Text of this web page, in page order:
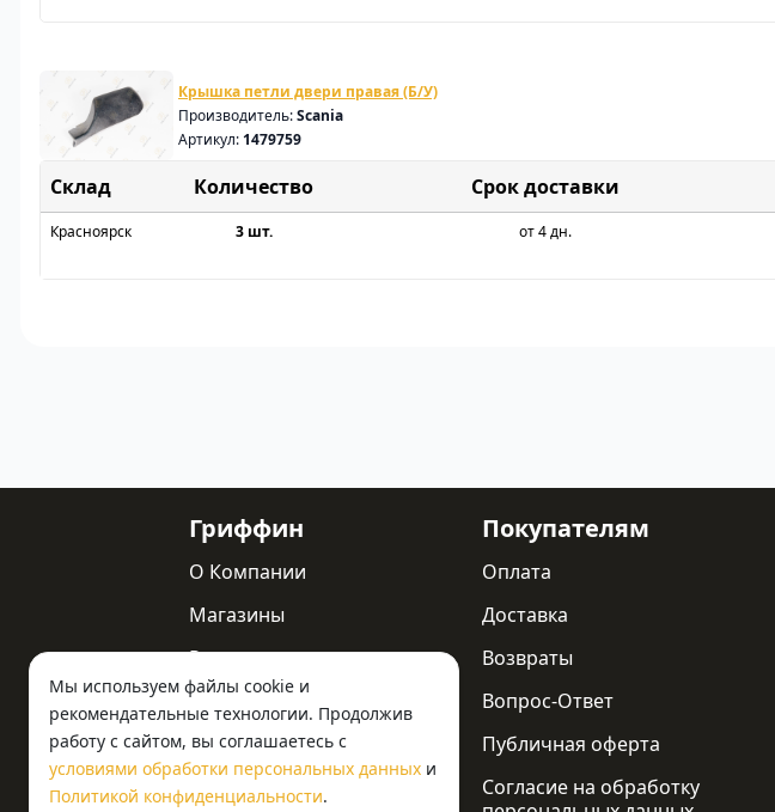
Крышка петли двери правая (Б/У)
Производитель:Scania
Артикул: 1479759
Склад Срок доставки
Красноярск 3 шт. от 4 дн.
Мы используем файлы cookie и
рекомендательные технологии. Продолжив
работу с сайтом, вы соглашаетесь с
условиями обработки персональных данных и
Политикой конфиденциальности.
Гриффин
О Компании
Магазины
Реквизиты
Статьи
Новости
Контакты
Покупателям
Оплата
Доставка
Возвраты
Вопрос-Ответ
Публичная оферта
Согласие на обработку